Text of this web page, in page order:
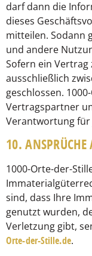
darf dann die
dieses
mitteilen. Sodann
und andere
Sofern ein
ausschließlich
geschlossen.
Vertragspartner
Verantwortung für
10. ANSPRÜCHE
1000-Orte-der-
sind, dass Ihre
genutzt wurden,
Verletzung gibt,
Orte-der-Stille.de.